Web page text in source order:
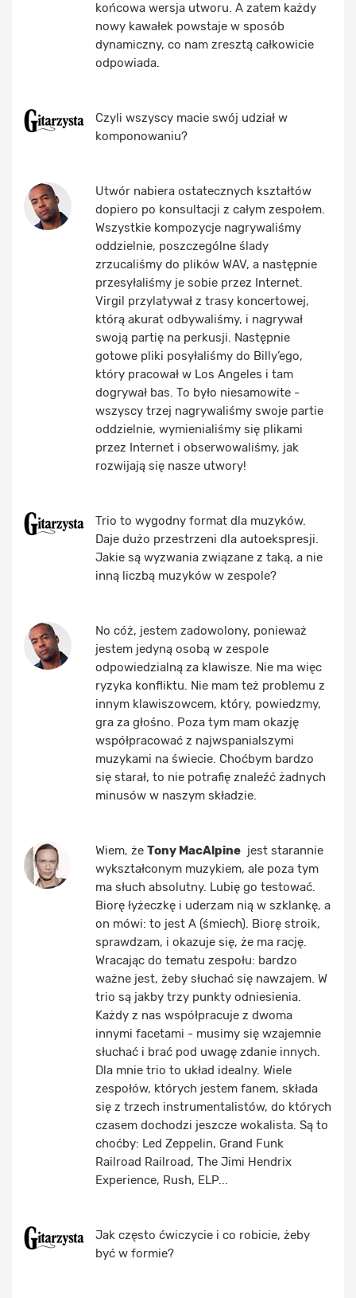
końcowa wersja utworu. A zatem każdy
nowy kawałek powstaje w sposób
dynamiczny, co nam zresztą całkowicie
odpowiada.
Czyli wszyscy macie swój udział w
komponowaniu?
Utwór nabiera ostatecznych kształtów
dopiero po konsultacji z całym zespołem.
Wszystkie kompozycje nagrywaliśmy
oddzielnie, poszczególne ślady
zrzucaliśmy do plików WAV, a następnie
przesyłaliśmy je sobie przez Internet.
Virgil przylatywał z trasy koncertowej,
którą akurat odbywaliśmy, i nagrywał
swoją partię na perkusji. Następnie
gotowe pliki posyłaliśmy do Billy’ego,
który pracował w Los Angeles i tam
dogrywał bas. To było niesamowite -
wszyscy trzej nagrywaliśmy swoje partie
oddzielnie, wymienialiśmy się plikami
przez Internet i obserwowaliśmy, jak
rozwijają się nasze utwory!
Trio to wygodny format dla muzyków.
Daje dużo przestrzeni dla autoekspresji.
Jakie są wyzwania związane z taką, a nie
inną liczbą muzyków w zespole?
No cóż, jestem zadowolony, ponieważ
jestem jedyną osobą w zespole
odpowiedzialną za klawisze. Nie ma więc
ryzyka konfliktu. Nie mam też problemu z
innym klawiszowcem, który, powiedzmy,
gra za głośno. Poza tym mam okazję
współpracować z najwspanialszymi
muzykami na świecie. Choćbym bardzo
się starał, to nie potrafię znaleźć żadnych
minusów w naszym składzie.
Wiem, że Tony MacAlpine jest starannie
wykształconym muzykiem, ale poza tym
ma słuch absolutny. Lubię go testować.
Biorę łyżeczkę i uderzam nią w szklankę, a
on mówi: to jest A (śmiech). Biorę stroik,
sprawdzam, i okazuje się, że ma rację.
Wracając do tematu zespołu: bardzo
ważne jest, żeby słuchać się nawzajem. W
trio są jakby trzy punkty odniesienia.
Każdy z nas współpracuje z dwoma
innymi facetami - musimy się wzajemnie
słuchać i brać pod uwagę zdanie innych.
Dla mnie trio to układ idealny. Wiele
zespołów, których jestem fanem, składa
się z trzech instrumentalistów, do których
czasem dochodzi jeszcze wokalista. Są to
choćby: Led Zeppelin, Grand Funk
Railroad Railroad, The Jimi Hendrix
Experience, Rush, ELP...
Jak często ćwiczycie i co robicie, żeby
być w formie?